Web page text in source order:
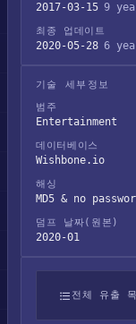
2017-03-15 9
최종 업데이트
2020-05-28 6
기술 세부정보
범주
Entertainment
데이터베이스
Wishbone.io
해싱
MD5 & no
덤프 날짜(원본)
2020-01
전체 유출